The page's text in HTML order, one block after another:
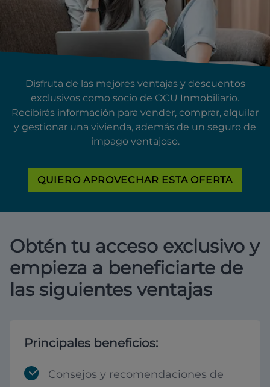
Disfruta de las mejores ventajas y descuentos
exclusivos como socio de OCU Inmobiliario.
Recibirás información para vender, comprar, alquilar
y gestionar una vivienda, además de un seguro de
impago ventajoso.
QUIERO APROVECHAR ESTA OFERTA
Obtén tu acceso exclusivo y
empieza a beneficiarte de
las siguientes ventajas
Principales beneficios:
Consejos y recomendaciones de